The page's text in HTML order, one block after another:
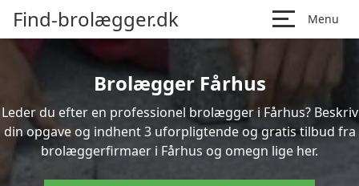
Find-brolægger.dk Menu
Brolægger Fårhus
Leder du efter en professionel brolægger i Fårhus? Beskriv
din opgave og indhent 3 uforpligtende og gratis tilbud fra
brolæggerfirmaer i Fårhus og omegn lige her.